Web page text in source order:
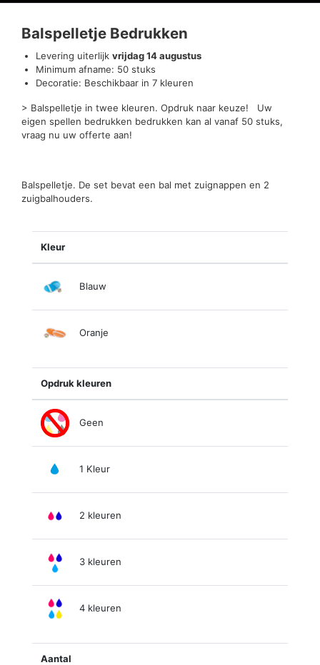
Balspelletje Bedrukken
Levering uiterlijk vrijdag 14 augustus
Minimum afname: 50 stuks
Decoratie: Beschikbaar in 7 kleuren
> Balspelletje in twee kleuren. Opdruk naar keuze! Uw
eigen spellen bedrukken bedrukken kan al vanaf 50 stuks,
vraag nu uw offerte aan!
Balspelletje. De set bevat een bal met zuignappen en 2
zuigbalhouders.
Kleur
Blauw
Oranje
Opdruk kleuren
Geen
1 Kleur
2 kleuren
3 kleuren
4 kleuren
Aantal